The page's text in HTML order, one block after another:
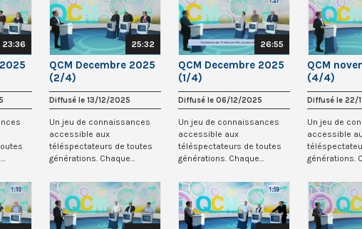
23:36 25:32
QCM Decembre 2025
(2/4)
Diffusé le 13/12/2025
Un jeu de connaissances
accessible aux
téléspectateurs de toutes
générations. Chaque
s’...
26:55
QCM Decembre 2025
(1/4)
Diffusé le 06/12/2025
Un jeu de connaissances
accessible aux
téléspectateurs de toutes
générations. Chaque
s’...
QCM
(4/4)
Diffusé le 22/
Un jeu de
accessible
générations.
s’...